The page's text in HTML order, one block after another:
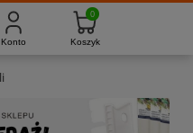
Pon. - Pt. 8:00 - 16:00